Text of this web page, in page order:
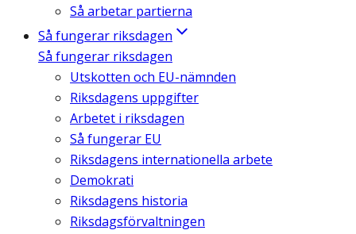
Så arbetar partierna
Så fungerar riksdagen
Så fungerar riksdagen
Utskotten och EU-nämnden
Riksdagens uppgifter
Arbetet i riksdagen
Så fungerar EU
Riksdagens internationella arbete
Demokrati
Riksdagens historia
Riksdagsförvaltningen